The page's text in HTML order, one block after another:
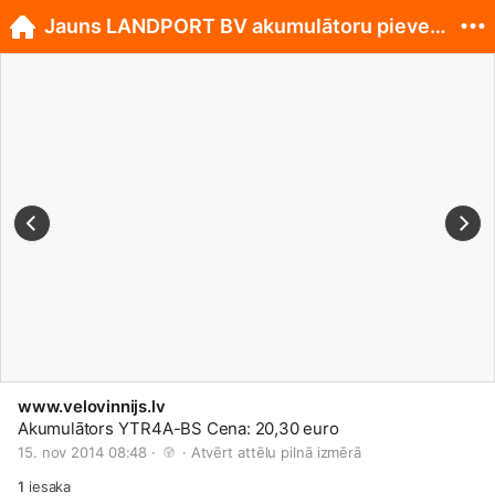
www.velovinnijs.lv
Akumulātors YTR4A-BS Cena: 20,30 euro
15. nov 2014 08:48 · · Atvērt attēlu pilnā izmērā
1 iesaka
Jauns LANDPORT BV akumulātoru pievedums.